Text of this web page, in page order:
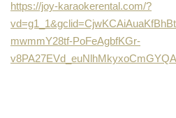
https://joy-karaokerental.com/?
mwmmY28tf-PoFeAgbfKGr-